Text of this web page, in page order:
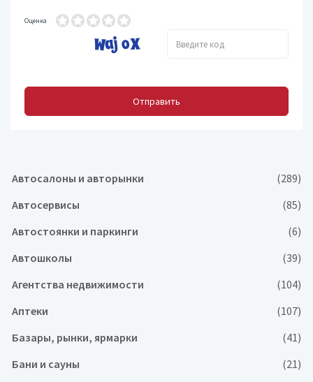
Оценка
Отправить
Автосалоны и авторынки
(289)
Автосервисы
(85)
Автостоянки и паркинги
(6)
Автошколы
(39)
Агентства недвижимости
(104)
Аптеки
(107)
Базары, рынки, ярмарки
(41)
Бани и сауны
(21)